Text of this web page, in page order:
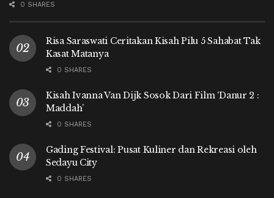
0 SHARES
Risa Saraswati Ceritakan Kisah Pilu 5 Sahabat Tak
Kasat Matanya
0 SHARES
Kisah Ivanna Van Dijk Sosok Dari Film ‘Danur 2 :
Maddah’
0 SHARES
Gading Festival: Pusat Kuliner dan Rekreasi oleh
Sedayu City
0 SHARES